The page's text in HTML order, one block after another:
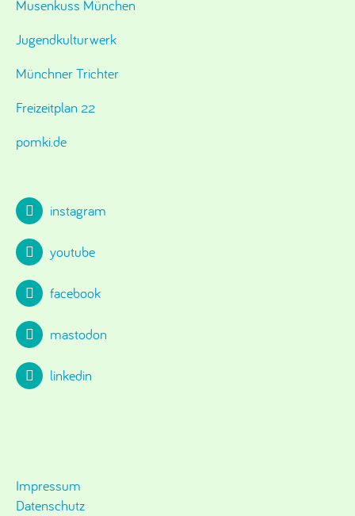
Musenkuss München
Jugendkulturwerk
Münchner Trichter
Freizeitplan 22
pomki.de
instagram
youtube
facebook
mastodon
linkedin
Impressum
Datenschutz